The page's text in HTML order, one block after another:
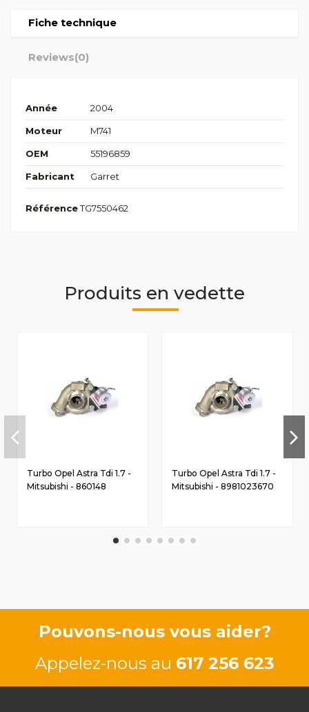
Fiche technique
Reviews(0)
Année 2004
Moteur M741
OEM 55196859
Fabricant Garret
RéférenceTG7550462
Produits en vedette
Turbo Opel Astra Tdi 1.7 -
Mitsubishi - 860148
Turbo Opel Astra Tdi 1.7 -
Mitsubishi - 8981023670
Pouvons-nous vous aider?
Appelez-nous au 617 256 623